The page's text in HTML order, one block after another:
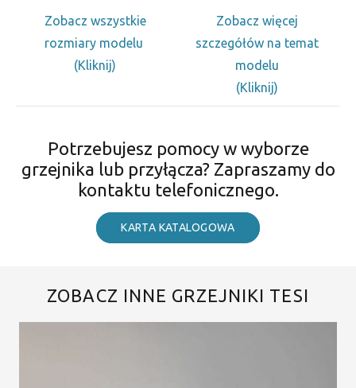
Zobacz wszystkie
rozmiary modelu
(Kliknij)
Zobacz więcej
szczegółów na temat
modelu
(Kliknij)
Potrzebujesz pomocy w wyborze
grzejnika lub przyłącza? Zapraszamy do
kontaktu telefonicznego.
KARTA KATALOGOWA
ZOBACZ INNE GRZEJNIKI TESI